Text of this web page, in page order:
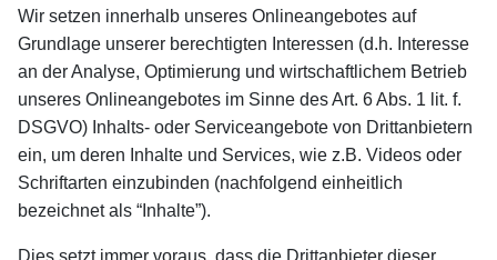
Wir setzen innerhalb unseres Onlineangebotes auf
Grundlage unserer berechtigten Interessen (d.h. Interesse
an der Analyse, Optimierung und wirtschaftlichem Betrieb
unseres Onlineangebotes im Sinne des Art. 6 Abs. 1 lit. f.
DSGVO) Inhalts- oder Serviceangebote von Drittanbietern
ein, um deren Inhalte und Services, wie z.B. Videos oder
Schriftarten einzubinden (nachfolgend einheitlich
bezeichnet als “Inhalte”).
Dies setzt immer voraus, dass die Drittanbieter dieser